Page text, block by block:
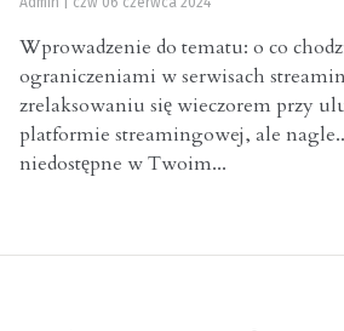
Admin czw 06 czerwca 2024
Wprowadzenie do tematu: o co
ograniczeniami w serwisach
zrelaksowaniu się wieczorem przy
platformie streamingowej, ale
niedostępne w Twoim...